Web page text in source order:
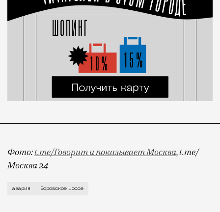
Фото:t.me/Говорит и показывает Москва,t.me/
Москва 24
Сообщается о десяти пострадавших, в
авария Боровское шоссе